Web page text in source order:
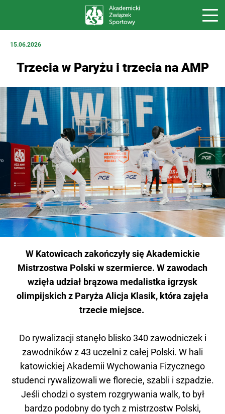
15.06.2026
Trzecia w Paryżu i trzecia na AMP
W Katowicach zakończyły się Akademickie
Mistrzostwa Polski w szermierce. W zawodach
wzięła udział brązowa medalistka igrzysk
olimpijskich z Paryża Alicja Klasik, która zajęła
trzecie miejsce.
Do rywalizacji stanęło blisko 340 zawodniczek i
zawodników z 43 uczelni z całej Polski. W hali
katowickiej Akademii Wychowania Fizycznego
studenci rywalizowali we florecie, szabli i szpadzie.
Jeśli chodzi o system rozgrywania walk, to był
bardzo podobny do tych z mistrzostw Polski,